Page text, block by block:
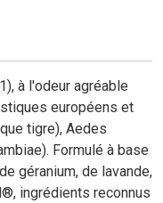
à l'odeur agréable
européens et
tigre), Aedes
Formulé à base
géranium, de lavande,
ingrédients reconnus